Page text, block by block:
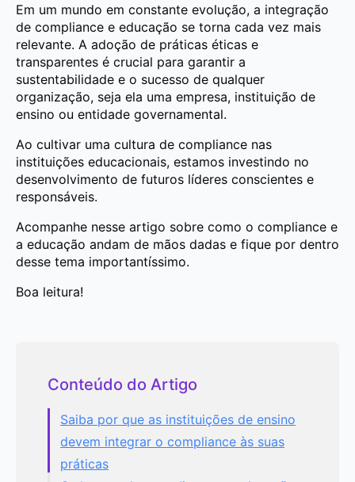
Em um mundo em constante evolução, a integração
de compliance e educação se torna cada vez mais
relevante. A adoção de práticas éticas e
transparentes é crucial para garantir a
sustentabilidade e o sucesso de qualquer
organização, seja ela uma empresa, instituição de
ensino ou entidade governamental.
Ao cultivar uma cultura de compliance nas
instituições educacionais, estamos investindo no
desenvolvimento de futuros líderes conscientes e
responsáveis.
Acompanhe nesse artigo sobre como o compliance e
a educação andam de mãos dadas e fique por dentro
desse tema importantíssimo.
Boa leitura!
Conteúdo do Artigo
Saiba por que as instituições de ensino
devem integrar o compliance às suas
práticas